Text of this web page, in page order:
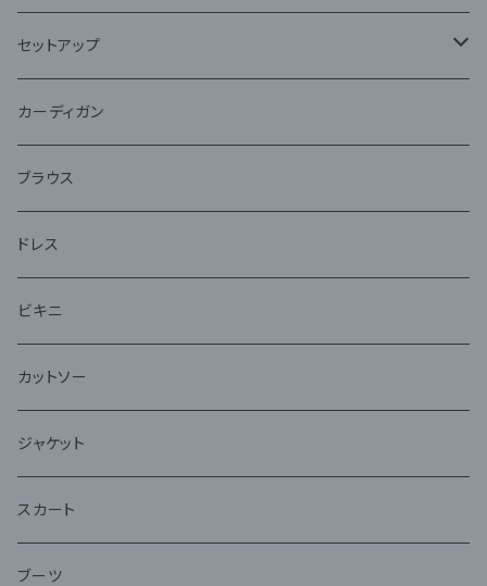
セットアップ
ジャケット
アンサンブル
カーディガン
ブラウス
ドレス
ビキニ
カットソー
ジャケット
スカート
ブーツ